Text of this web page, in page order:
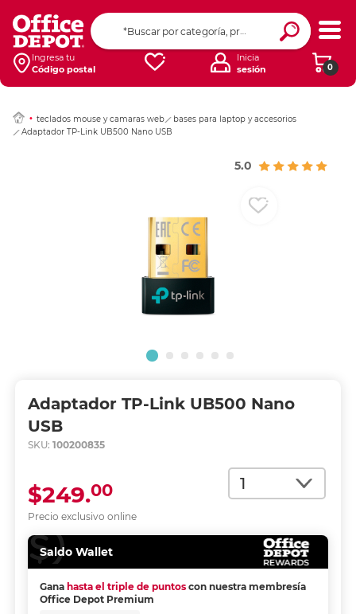
Ingresa tu
Código postal
0
Inicia
sesión
teclados mouse y camaras web
bases para laptop y accesorios
Adaptador TP-Link UB500 Nano USB
5.0
Adaptador TP-Link UB500 Nano
USB
SKU: 100200835
Cantidad
Precio exclusivo online
$249.00
Saldo Wallet
Gana hasta el triple de puntos con nuestra membresía
Office Depot Premium
Ingresar Codigo